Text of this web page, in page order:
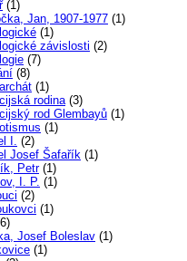
(1)
Jan, 1907-1977 (1)
(1)
závislosti (2)
(7)
(8)
(1)
rodina(3)
rod Glembayů (1)
(1)
I. (2)
Josef Šafařík (1)
Petr(1)
I. P. (1)
(2)
(1)
Josef Boleslav (1)
(1)